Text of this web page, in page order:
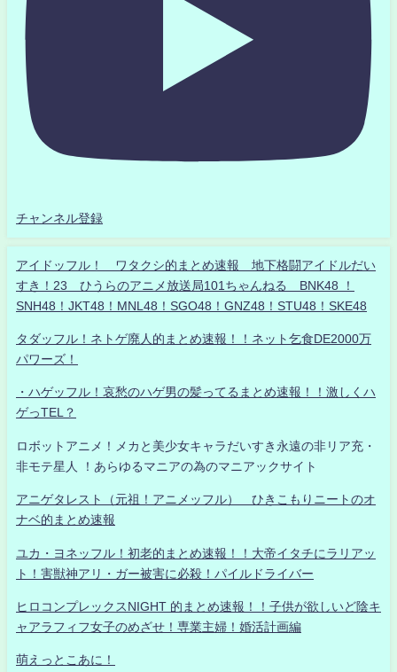
チャンネル登録
アイドッフル！ ワタクシ的まとめ速報 地下格闘アイドルだい
すき！23 ひうらのアニメ放送局101ちゃんねる BNK48 ！
SNH48！JKT48！MNL48！SGO48！GNZ48！STU48！SKE48
タダッフル！ネトゲ廃人的まとめ速報！！ネット乞食DE2000万
パワーズ！
・ハゲッフル！哀愁のハゲ男の髪ってるまとめ速報！！激しくハ
ゲっTEL？
ロボットアニメ！メカと美少女キャラだいすき永遠の非リア充・
非モテ星人 ！あらゆるマニアの為のマニアックサイト
アニゲタレスト（元祖！アニメッフル） ひきこもりニートのオ
ナベ的まとめ速報
ユカ・ヨネッフル！初老的まとめ速報！！大帝イタチにラリアッ
ト！害獣神アリ・ガー被害に必殺！パイルドライバー
ヒロコンプレックスNIGHT 的まとめ速報！！子供が欲しいど陰キ
ャアラフィフ女子のめざせ！専業主婦！婚活計画編
萌えっとこあに！